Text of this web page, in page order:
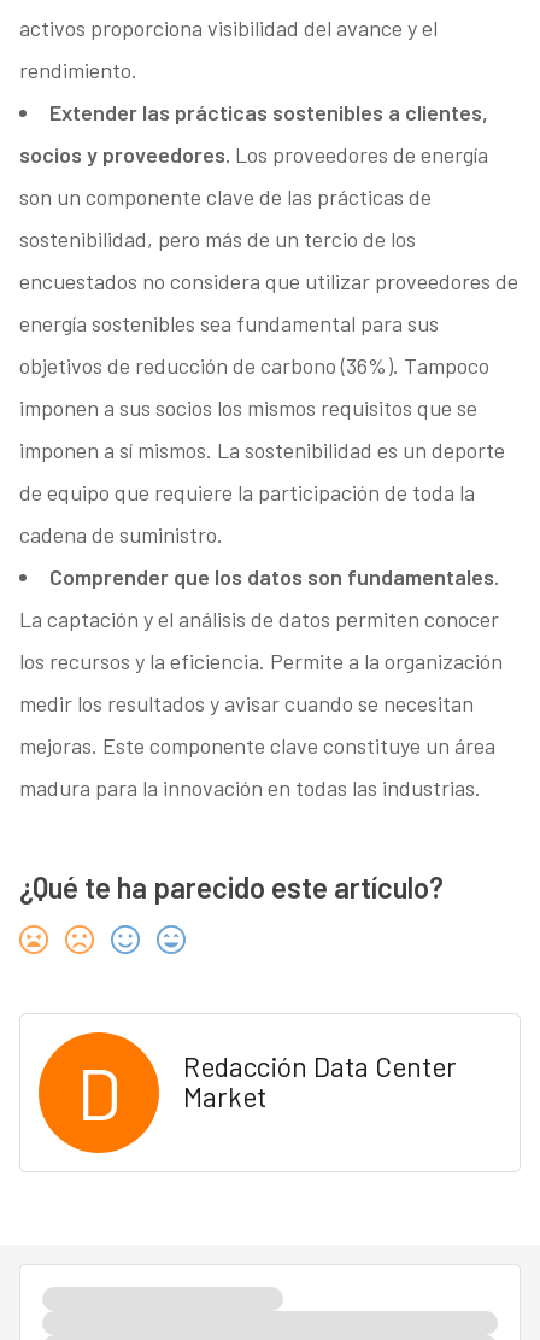
activos proporciona visibilidad del avance y el
rendimiento.
Extender las prácticas sostenibles a clientes,
socios y proveedores. Los proveedores de energía
son un componente clave de las prácticas de
sostenibilidad, pero más de un tercio de los
encuestados no considera que utilizar proveedores de
energía sostenibles sea fundamental para sus
objetivos de reducción de carbono (36%). Tampoco
imponen a sus socios los mismos requisitos que se
imponen a sí mismos. La sostenibilidad es un deporte
de equipo que requiere la participación de toda la
cadena de suministro.
Comprender que los datos son fundamentales.
La captación y el análisis de datos permiten conocer
los recursos y la eficiencia. Permite a la organización
medir los resultados y avisar cuando se necesitan
mejoras. Este componente clave constituye un área
madura para la innovación en todas las industrias.
¿Qué te ha parecido este artículo?
D
Redacción Data Center
Market